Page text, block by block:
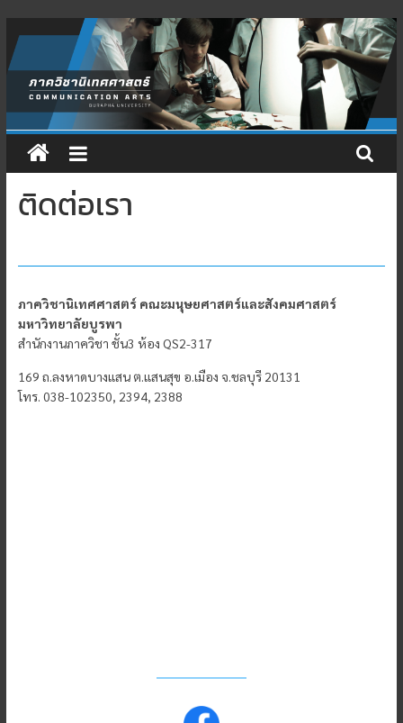
to
content
ติดต่อเรา
ภาควิชานิเทศศาสตร์ คณะมนุษยศาสตร์และสังคมศาสตร์
มหาวิทยาลัยบูรพา
สำนักงานภาควิชา ชั้น3 ห้อง QS2-317
169 ถ.ลงหาดบางแสน ต.แสนสุข อ.เมือง จ.ชลบุรี 20131
โทร. 038-102350, 2394, 2388